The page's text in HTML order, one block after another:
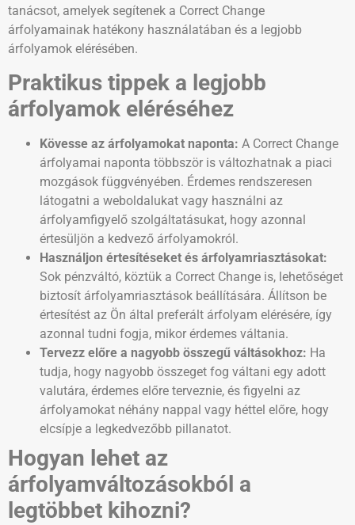
tanácsot, amelyek segítenek a Correct Change
árfolyamainak hatékony használatában és a legjobb
árfolyamok elérésében.
Praktikus tippek a legjobb
árfolyamok eléréséhez
Kövesse az árfolyamokat naponta: A Correct Change
árfolyamai naponta többször is változhatnak a piaci
mozgások függvényében. Érdemes rendszeresen
látogatni a weboldalukat vagy használni az
árfolyamfigyelő szolgáltatásukat, hogy azonnal
értesüljön a kedvező árfolyamokról.
Használjon értesítéseket és árfolyamriasztásokat:
Sok pénzváltó, köztük a Correct Change is, lehetőséget
biztosít árfolyamriasztások beállítására. Állítson be
értesítést az Ön által preferált árfolyam elérésére, így
azonnal tudni fogja, mikor érdemes váltania.
Tervezz előre a nagyobb összegű váltásokhoz: Ha
tudja, hogy nagyobb összeget fog váltani egy adott
valutára, érdemes előre terveznie, és figyelni az
árfolyamokat néhány nappal vagy héttel előre, hogy
elcsípje a legkedvezőbb pillanatot.
Hogyan lehet az
árfolyamváltozásokból a
legtöbbet kihozni?